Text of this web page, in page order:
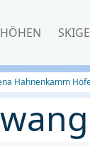
Hahnenkamm